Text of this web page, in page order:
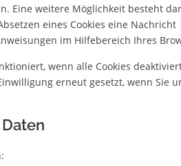
Eine weitere Möglichkeit besteht
eines Cookies eine Nachricht
im Hilfebereich Ihres
wenn alle Cookies
erneut gesetzt, wenn Sie